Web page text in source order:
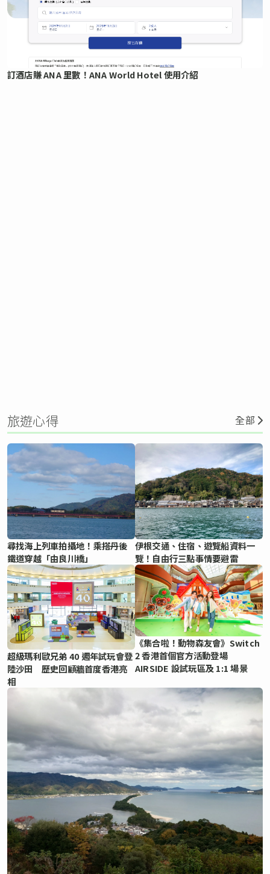
訂酒店賺 ANA 里數！ANA World Hotel 使用介紹
旅遊心得 全部
尋找海上列車拍攝地！乘搭丹後
鐵道穿越「由良川橋」
伊根交通、住宿、遊覽船資料一
覽！自由行三點事情要避雷
超級瑪利歐兄弟 40 週年試玩會登
陸沙田 歷史回顧牆首度香港亮
相
《集合啦！動物森友會》Switch
2 香港首個官方活動登場
AIRSIDE 設試玩區及 1:1 場景